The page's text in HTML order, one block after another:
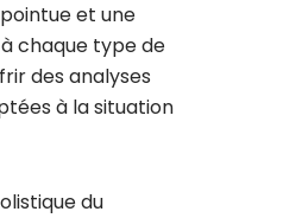
et une
chaque type de
des analyses
à la situation
du